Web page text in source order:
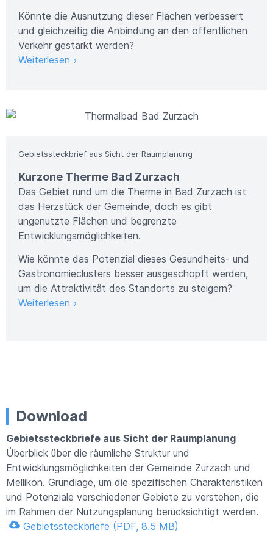
Könnte die Ausnutzung dieser Flächen verbessert
und gleichzeitig die Anbindung an den öffentlichen
Verkehr gestärkt werden?
Weiterlesen ›
Gebietssteckbrief aus Sicht der Raumplanung
Kurzone Therme Bad Zurzach
Das Gebiet rund um die Therme in Bad Zurzach ist
das Herzstück der Gemeinde, doch es gibt
ungenutzte Flächen und begrenzte
Entwicklungsmöglichkeiten.
Wie könnte das Potenzial dieses Gesundheits- und
Gastronomieclusters besser ausgeschöpft werden,
um die Attraktivität des Standorts zu steigern?
Weiterlesen ›
Download
Gebietssteckbriefe aus Sicht der Raumplanung
Überblick über die räumliche Struktur und
Entwicklungsmöglichkeiten der Gemeinde Zurzach und
Mellikon. Grundlage, um die spezifischen Charakteristiken
und Potenziale verschiedener Gebiete zu verstehen, die
im Rahmen der Nutzungsplanung berücksichtigt werden.
Gebietssteckbriefe (PDF, 8.5 MB)